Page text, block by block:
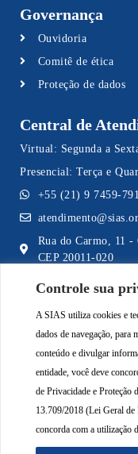
Controle sua
A SIAS utiliza cookies e
dados de navegação, para
conteúdo e divulgar
entidade, você deve
de Privacidade e Proteção
13.709/2018 (Lei Geral de
concorda com a utilização
Governança
Ouvidoria
Comitê de ética
Proteção de dados
Central de
Virtual: Segunda a
Presencial: Terça e
+55 (21) 9 7459-
Rua do Carmo, 11 -
CEP 20011-020